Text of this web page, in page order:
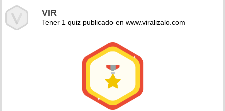
VIR
Tener 1 quiz publicado en www.viralizalo.com